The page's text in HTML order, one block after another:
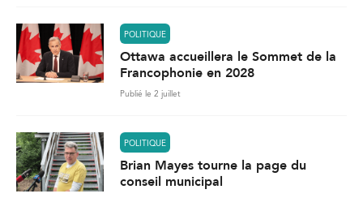
POLITIQUE
Ottawa accueillera le Sommet de la
Francophonie en 2028
Publié le 2 juillet
POLITIQUE
Brian Mayes tourne la page du
conseil municipal